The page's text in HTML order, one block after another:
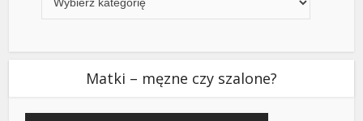
Matki – męzne czy szalone?